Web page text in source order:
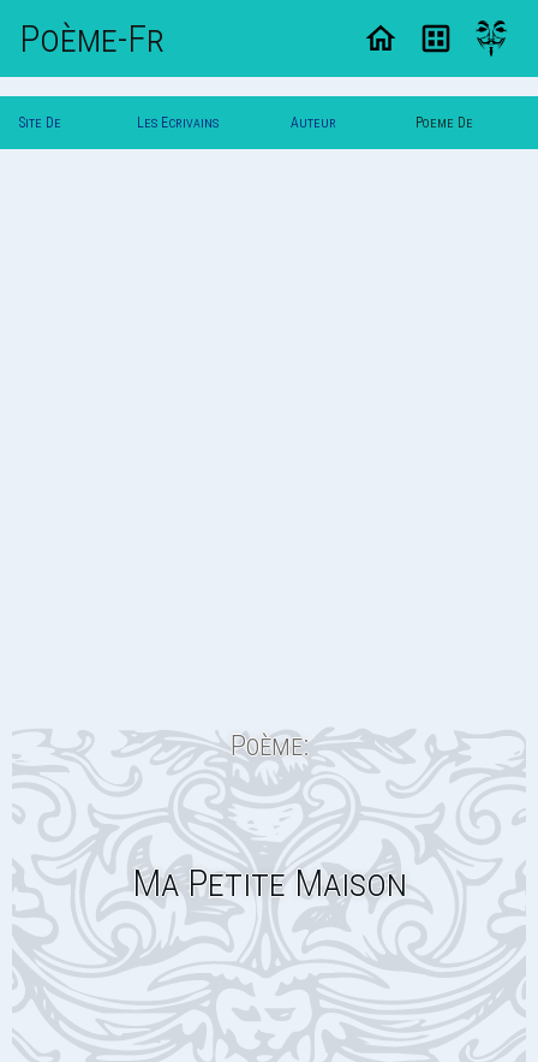
Poème-Fr
Site De Les Ecrivains Auteur Poeme De
Poème:
Ma Petite Maison